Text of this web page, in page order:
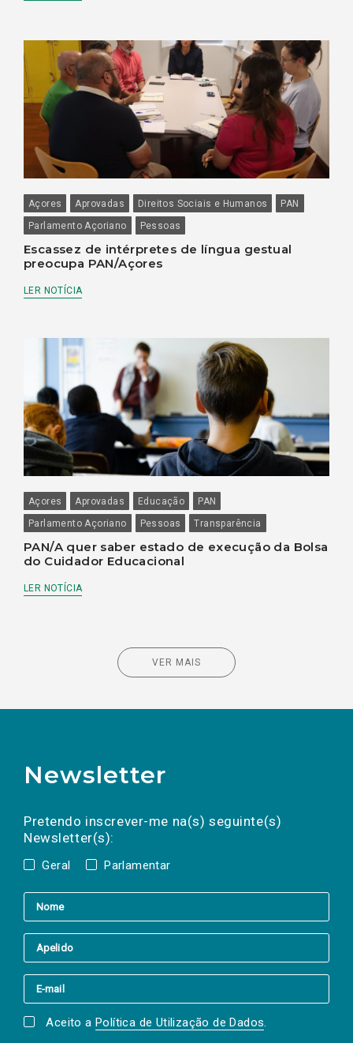
Açores Aprovadas Direitos Sociais e Humanos
PAN
Parlamento Açoriano
Pessoas
Escassez de intérpretes de língua gestual
preocupa PAN/Açores
LER NOTÍCIA
Açores Aprovadas Educação
PAN
Parlamento Açoriano
Pessoas Transparência
PAN/A quer saber estado de execução da Bolsa
do Cuidador Educacional
LER NOTÍCIA
VER MAIS
Newsletter
Pretendo inscrever-me na(s) seguinte(s)
Newsletter(s):
Geral Parlamentar
a(s) newsletter(s).
mail
Aceito a Política de Utilização de Dados.